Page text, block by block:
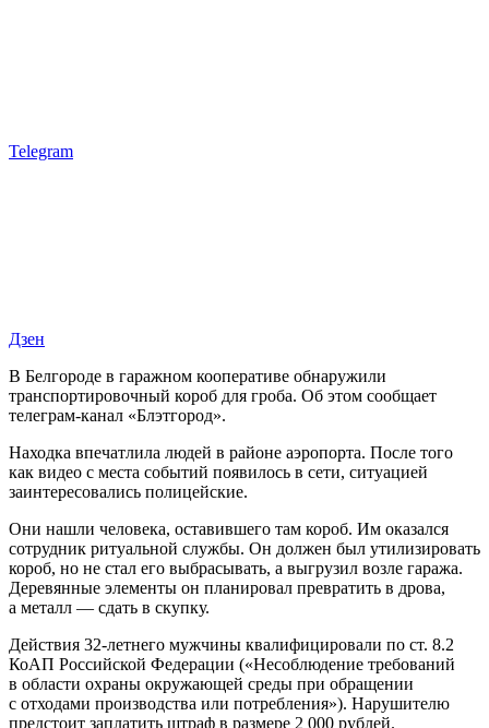
Telegram
Дзен
В Белгороде в гаражном кооперативе обнаружили
транспортировочный короб для гроба. Об этом сообщает
телеграм-канал «Блэтгород».
Находка впечатлила людей в районе аэропорта. После того
как видео с места событий появилось в сети, ситуацией
заинтересовались полицейские.
Они нашли человека, оставившего там короб. Им оказался
сотрудник ритуальной службы. Он должен был утилизировать
короб, но не стал его выбрасывать, а выгрузил возле гаража.
Деревянные элементы он планировал превратить в дрова,
а металл — сдать в скупку.
Действия 32-летнего мужчины квалифицировали по ст. 8.2
КоАП Российской Федерации («Несоблюдение требований
в области охраны окружающей среды при обращении
с отходами производства или потребления»). Нарушителю
предстоит заплатить штраф в размере 2 000 рублей.